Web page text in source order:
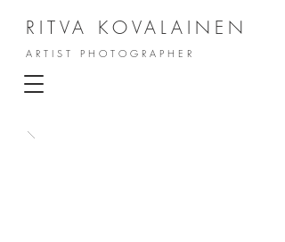
RITVA KOVALAINEN
ARTIST PHOTOGRAPHER